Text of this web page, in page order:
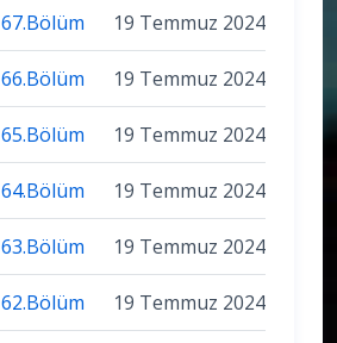
67.Bölüm 19 Temmuz 2024
66.Bölüm 19 Temmuz 2024
65.Bölüm 19 Temmuz 2024
64.Bölüm 19 Temmuz 2024
63.Bölüm 19 Temmuz 2024
62.Bölüm 19 Temmuz 2024